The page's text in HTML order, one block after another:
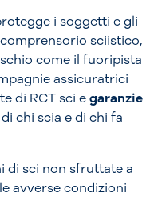
i soggetti e gli
sciistico,
come il fuoripista
assicuratrici
di RCT sci egaranzie
di chi scia e di chi fa
di sci non sfruttate a
avverse condizioni